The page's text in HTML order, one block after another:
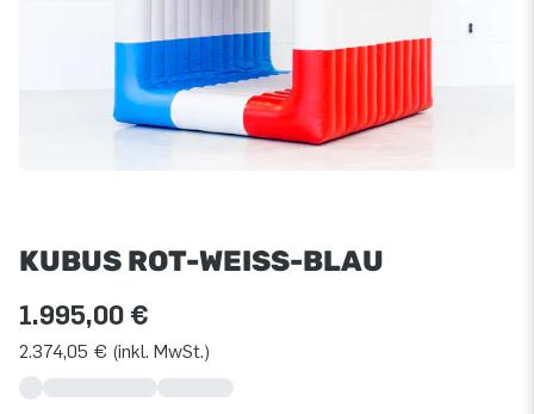
KUBUS ROT-WEISS-BLAU
1.995,00 €
2.374,05 € (inkl. MwSt.)